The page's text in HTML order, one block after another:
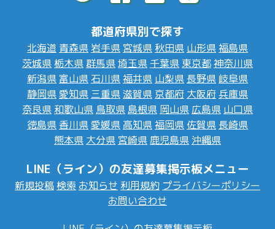
都道府県別で探す
北海道 青森県 岩手県 宮城県 秋田県 山形県福島県
茨城県 栃木県群馬県埼玉県 千葉県 東京都神奈川県
新潟県 富山県 石川県福井県 山梨県 長野県 岐阜県
静岡県愛知県 三重県滋賀県 京都府 大阪府 兵庫県
奈良県 和歌山県 鳥取県 島根県 岡山県 広島県 山口県
徳島県 香川県愛媛県 高知県福岡県 佐賀県 長崎県
熊本県 大分県 宮崎県 鹿児島県 沖縄県
LINE（ライン）の友達募集掲示板メニュー
新規投稿 検索 お知らせ 利用規約 プライバシーポリシー
お問い合わせ